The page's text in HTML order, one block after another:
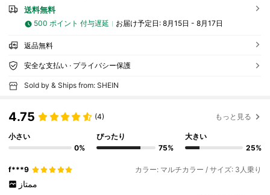
送料無料
500 ポイント 付与遅延 お届け予定日: 8月15日 - 8月17日
返品無料
安全な支払い · プライバシー保護
Sold by & Ships from: SHEIN
4.75 (4) もっと見る
小さい
0%
ぴったり
75%
大きい
25%
f***9 カラー: マルチカラー / サイズ: 3人乗り
ممتاز